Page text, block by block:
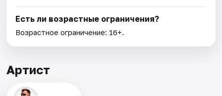
Есть ли возрастные ограничения?
Возрастное ограничение: 16+.
Артист